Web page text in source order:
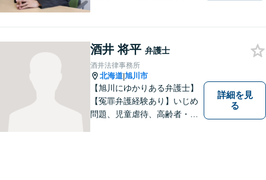
とを目指しております。お困
りの際は、お気軽にご相談く
ださい。
酒井 将平 弁護士
酒井法律事務所
北海道|旭川市
【旭川にゆかりある弁護士】
【冤罪弁護経験あり】いじめ
問題、児童虐待、高齢者・障
詳細を見
る